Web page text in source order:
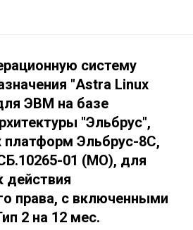
систему
"Astra Linux
ЭВМ на базе
"Эльбрус",
платформ Эльбрус-8С,
01 (МО), для
действия
права, с включенными
2 на 12 мес.